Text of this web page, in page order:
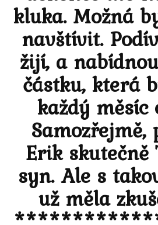
kluka. Možná
navštívit.
žijí, a
částku, která
každý měsíc
Samozřejmě,
Erik skutečně
syn. Ale s
už měla